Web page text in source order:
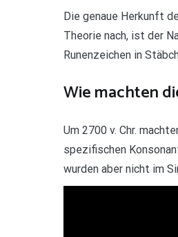
Die genaue Herkunft
Theorie nach, ist der
Runenzeichen in
Wie machten
Um 2700 v. Chr.
spezifischen
wurden aber nicht im